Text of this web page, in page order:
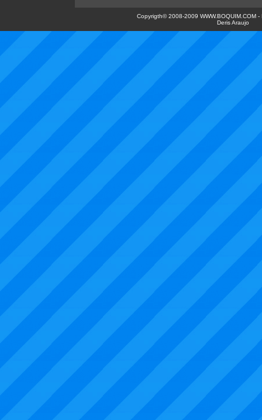
Copyrigth© 2008-2009 WWW.BOQUIM.COM
Deris Araujo